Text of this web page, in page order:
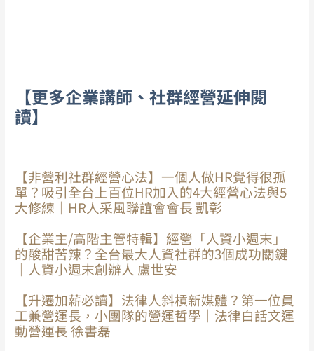
【更多企業講師、社群經營延伸閱
讀】
【非營利社群經營心法】一個人做HR覺得很孤
單？吸引全台上百位HR加入的4大經營心法與5
大修練｜HR人采風聯誼會會長 凱彰
【企業主/高階主管特輯】經營「人資小週末」
的酸甜苦辣？全台最大人資社群的3個成功關鍵
｜人資小週末創辦人 盧世安
【升遷加薪必讀】法律人斜槓新媒體？第一位員
工兼營運長，小團隊的營運哲學｜法律白話文運
動營運長 徐書磊